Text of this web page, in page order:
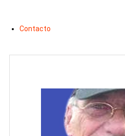
Contacto